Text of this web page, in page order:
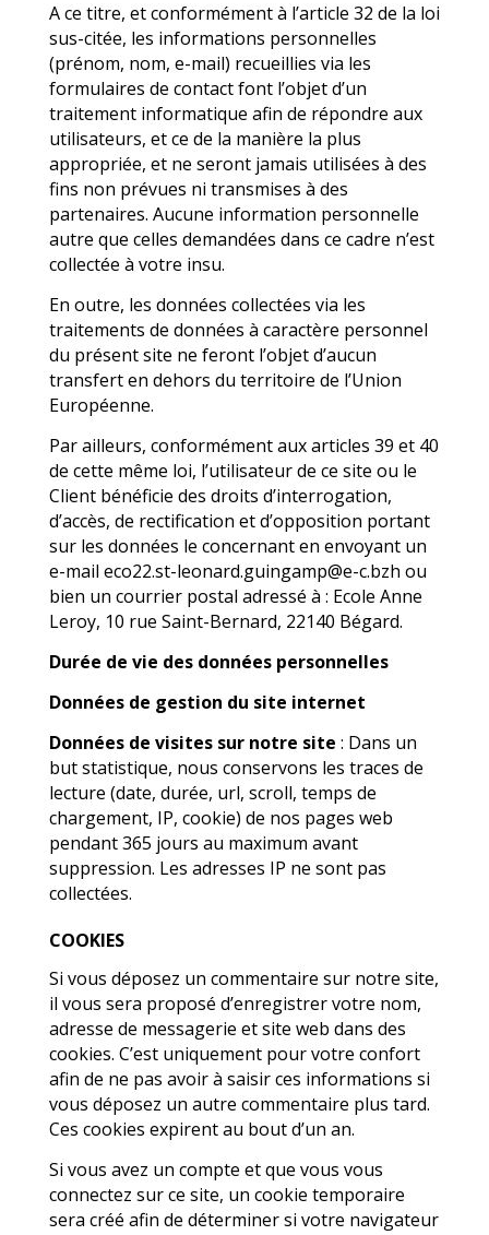
A ce titre, et conformément à l’article 32 de la loi
sus-citée, les informations personnelles
(prénom, nom, e-mail) recueillies via les
formulaires de contact font l’objet d’un
traitement informatique afin de répondre aux
utilisateurs, et ce de la manière la plus
appropriée, et ne seront jamais utilisées à des
fins non prévues ni transmises à des
partenaires. Aucune information personnelle
autre que celles demandées dans ce cadre n’est
collectée à votre insu.
En outre, les données collectées via les
traitements de données à caractère personnel
du présent site ne feront l’objet d’aucun
transfert en dehors du territoire de l’Union
Européenne.
Par ailleurs, conformément aux articles 39 et 40
de cette même loi, l’utilisateur de ce site ou le
Client bénéficie des droits d’interrogation,
d’accès, de rectification et d’opposition portant
sur les données le concernant en envoyant un
e-mail eco22.st-leonard.guingamp@e-c.bzh ou
bien un courrier postal adressé à : Ecole Anne
Leroy, 10 rue Saint-Bernard, 22140 Bégard.
Durée de vie des données personnelles
Données de gestion du site internet
Données de visites sur notre site : Dans un
but statistique, nous conservons les traces de
lecture (date, durée, url, scroll, temps de
chargement, IP, cookie) de nos pages web
pendant 365 jours au maximum avant
suppression. Les adresses IP ne sont pas
collectées.
COOKIES
Si vous déposez un commentaire sur notre site,
il vous sera proposé d’enregistrer votre nom,
adresse de messagerie et site web dans des
cookies. C’est uniquement pour votre confort
afin de ne pas avoir à saisir ces informations si
vous déposez un autre commentaire plus tard.
Ces cookies expirent au bout d’un an.
Si vous avez un compte et que vous vous
connectez sur ce site, un cookie temporaire
sera créé afin de déterminer si votre navigateur